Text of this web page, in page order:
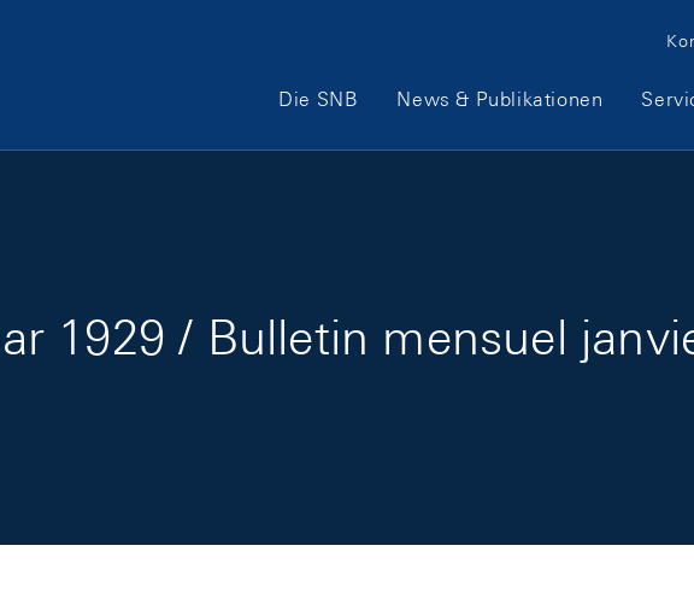
Hauptnavigation
Die SNB News & Publikationen
1929 / Bulletin mensuel